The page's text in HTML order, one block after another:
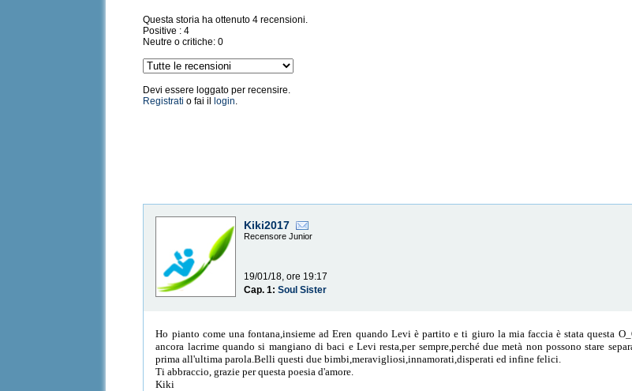
Questa storia ha ottenuto 4 recensioni.
Positive : 4
Neutre o critiche: 0
Devi essere loggato per recensire.
Registrati o fai il login.
Kiki2017
Recensore Junior
19/01/18, ore 19:17
Cap. 1:Soul Sister
Ho pianto come una fontana,insieme ad Eren quando Levi è partito e ti giuro la mia faccia è stata questa
ancora lacrime quando si mangiano di baci e Levi resta,per sempre,perché due metà non possono stare
prima all'ultima parola.Belli questi due bimbi,meravigliosi,innamorati,disperati ed infine felici.
Ti abbraccio, grazie per questa poesia d'amore.
Kiki